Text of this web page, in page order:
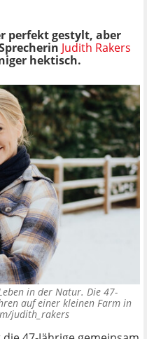
perfekt gestylt, aber
Judith Rakers
hektisch.
in der Natur. Die 47-
auf einer kleinen Farm in
judith_rakers